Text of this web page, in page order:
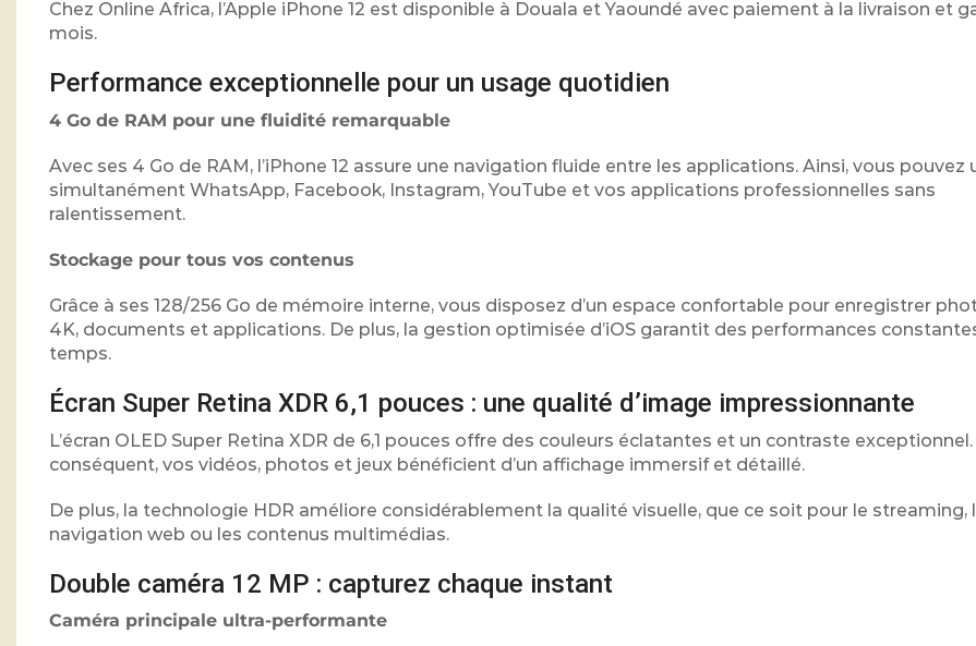
Chez Online Africa, l’Apple iPhone 12 est disponible à Douala et Yaoundé avec paiement à la livraison et
mois.
Performance exceptionnelle pour un usage quotidien
4 Go de RAM pour une fluidité remarquable
Avec ses 4 Go de RAM, l’iPhone 12 assure une navigation fluide entre les applications. Ainsi, vous pouvez
simultanément WhatsApp, Facebook, Instagram, YouTube et vos applications professionnelles sans
ralentissement.
Stockage pour tous vos contenus
Grâce à ses 128/256 Go de mémoire interne, vous disposez d’un espace confortable pour enregistrer
4K, documents et applications. De plus, la gestion optimisée d’iOS garantit des performances
temps.
Écran Super Retina XDR 6,1 pouces : une qualité d’image impressionnante
L’écran OLED Super Retina XDR de 6,1 pouces offre des couleurs éclatantes et un contraste
conséquent, vos vidéos, photos et jeux bénéficient d’un affichage immersif et détaillé.
De plus, la technologie HDR améliore considérablement la qualité visuelle, que ce soit pour le streaming,
navigation web ou les contenus multimédias.
Double caméra 12 MP : capturez chaque instant
Caméra principale ultra-performante